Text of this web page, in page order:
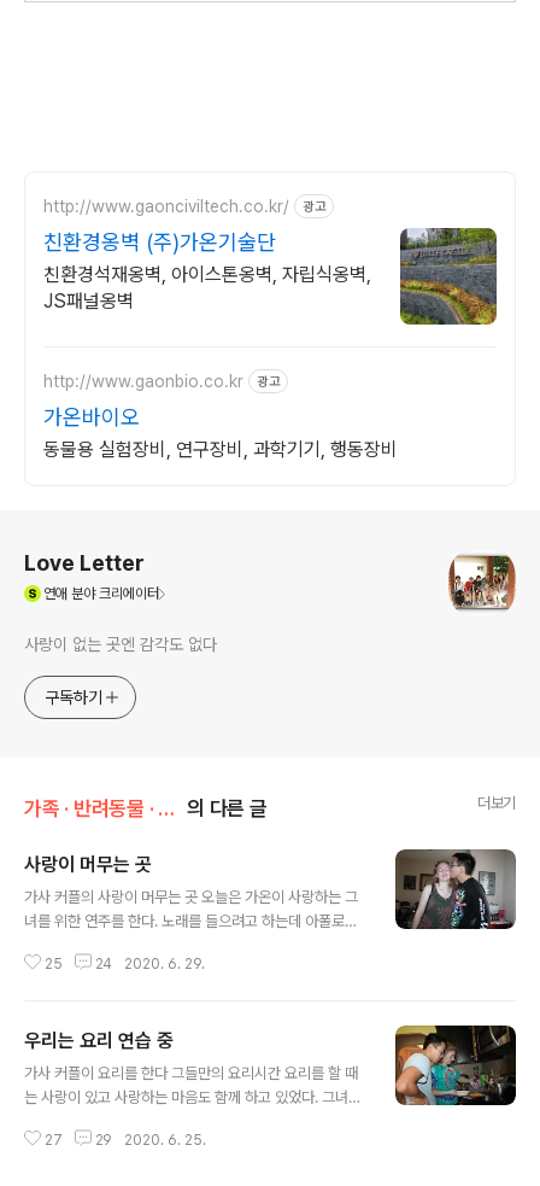
http://www.gaonciviltech.co.kr/ 광고
친환경옹벽 (주)가온기술단
친환경석재옹벽, 아이스톤옹벽, 자립식옹벽,
JS패널옹벽
http://www.gaonbio.co.kr 광고
가온바이오
동물용 실험장비, 연구장비, 과학기기, 행동장비
Love Letter
연애 분야 크리에이터
사랑이 없는 곳엔 감각도 없다
구독하기
가족 · 반려동물 · 취향/가족 이야기 의 다른 글 더보기
사랑이 머무는 곳
가사 커플의 사랑이 머무는 곳 오늘은 가온이 사랑하는 그
녀를 위한 연주를 한다. 노래를 들으려고 하는데 아폴로의
해공작 중 결국 방해공작 실패 열심히 그녀를 위한 연주를
젠 흥도 나고 춤을 춘다. 노래에 맞추어 장단을 맞추고 있는
그녀 그런 모습이 얼떨결 하다. 하하 열심히 한 사람만을 위
한 연주로 방 분위기가 사랑이 가득하다. 사랑하는 그녀만
키스로 마무리하는 하루다. 가온이 사라를 위해 준비한 달,
25 24 2020. 6. 29.
우리는 요리 연습 중
가사 커플이 요리를 한다 그들만의 요리시간 요리를 할 때
는 사랑이 있고 사랑하는 마음도 함께 하고 있었다. 그녀를
서 요리한다. 치즈도 자르고 질투하는 제삼자도 있고 그래
27 29 2020. 6. 25.